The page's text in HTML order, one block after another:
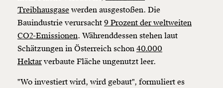
Treibhausgase werden ausgestoßen. Die
Bauindustrie verursacht 9 Prozent der weltweiten
CO2-Emissionen. Währenddessen stehen laut
Schätzungen in Österreich schon 40.000
Hektarverbaute Fläche ungenutzt leer.
"Wo investiert wird, wird gebaut", formuliert es